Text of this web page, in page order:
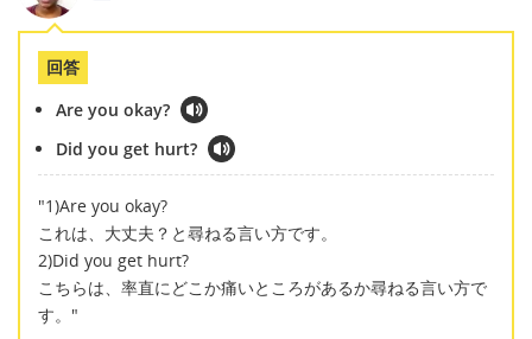
回答
Are you okay?
Did you get hurt?
"1)Are you okay?
これは、大丈夫？と尋ねる言い方です。
2)Did you get hurt?
こちらは、率直にどこか痛いところがあるか尋ねる言い方で
す。"